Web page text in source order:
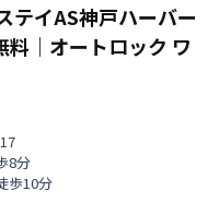
テイAS神戸ハーバー
｜オートロック ワ
8分
歩10分